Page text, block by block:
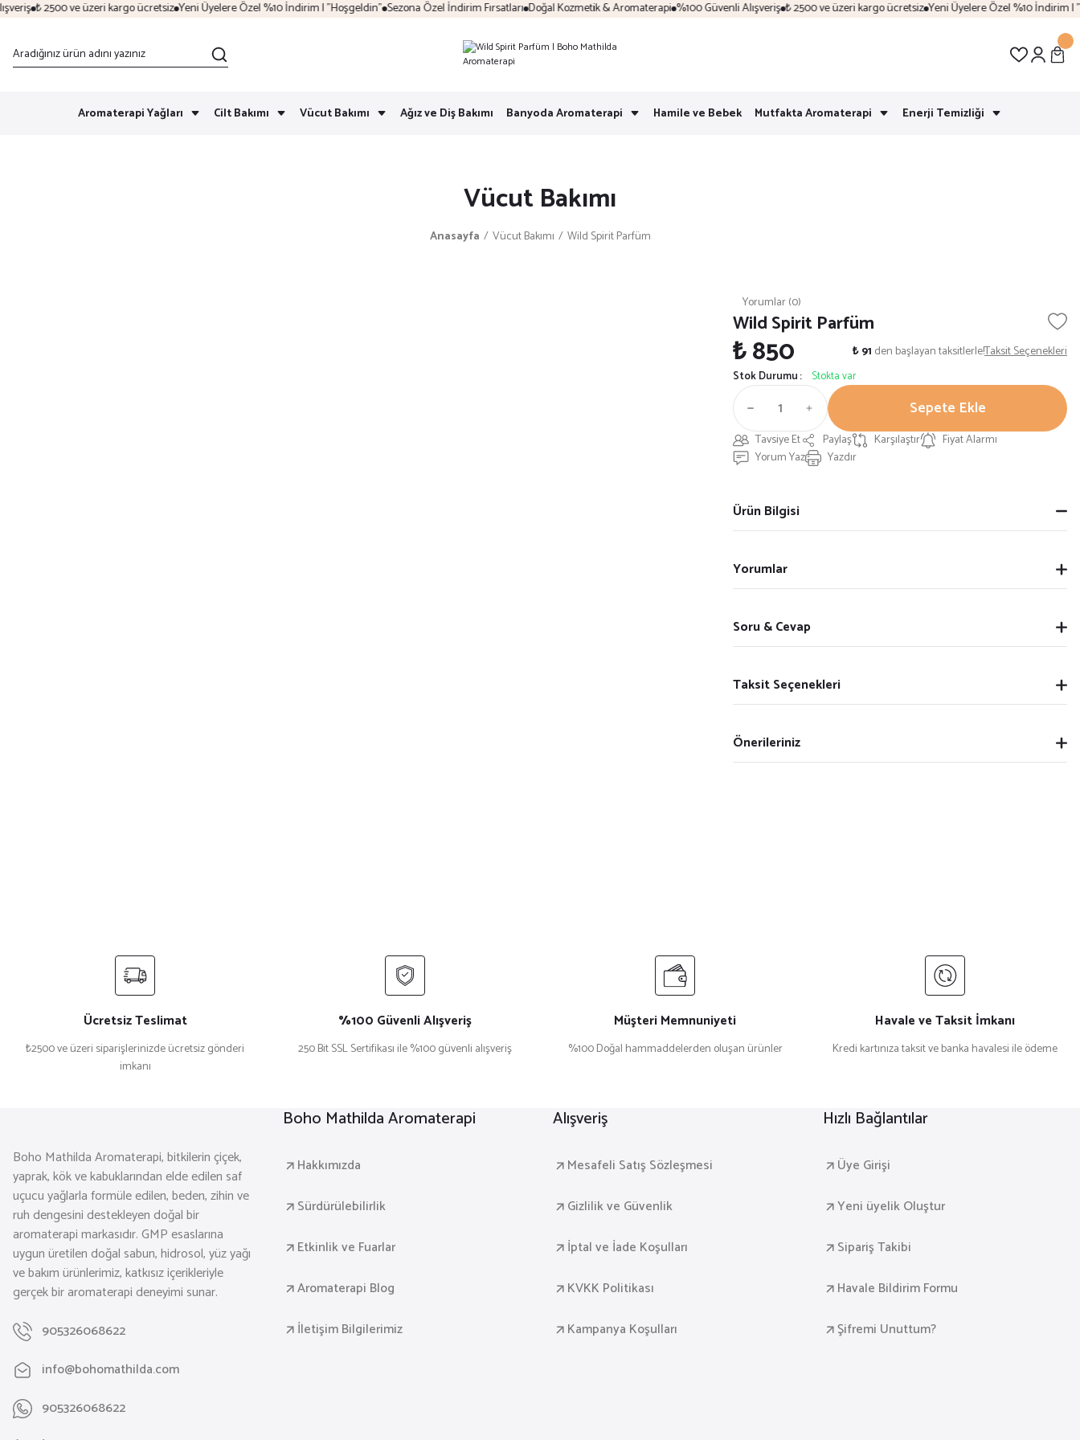
₺ 2500 ve üzeri kargo ücretsiz Yeni Üyelere Özel %10 İndirim | "Hoşgeldin" Sezona Özel İndirim Fırsatları Doğal Kozmetik & Aromaterapi %100 Güvenli Alışveriş ₺ 2500 ve üzeri kargo ücretsiz Yeni Üyelere Özel %10 İndirim |
Aromaterapi Yağları Cilt Bakımı Vücut Bakımı Ağız ve Diş Bakımı Banyoda Aromaterapi Hamile ve Bebek Mutfakta Aromaterapi Enerji Temizliği
Vücut Bakımı
Anasayfa Vücut Bakımı Wild Spirit Parfüm
Yorumlar (0)
Wild Spirit Parfüm
₺ 850 ₺ 91 den başlayan taksitlerle!Taksit Seçenekleri
Stok Durumu Stokta var
Sepete Ekle
Tavsiye Et Paylaş Karşılaştır
Fiyat Alarmı
Yorum Yaz
Yazdır
Ürün Bilgisi
Yorumlar
Soru & Cevap
Taksit Seçenekleri
Önerileriniz
Ücretsiz Teslimat
₺2500 ve üzeri siparişlerinizde ücretsiz gönderi
imkanı
%100 Güvenli Alışveriş
250 Bit SSL Sertifikası ile %100 güvenli alışveriş
Müşteri Memnuniyeti
%100 Doğal hammaddelerden oluşan ürünler
Havale ve Taksit İmkanı
Kredi kartınıza taksit ve banka havalesi ile ödeme
Boho Mathilda Aromaterapi, bitkilerin çiçek,
yaprak, kök ve kabuklarından elde edilen saf
uçucu yağlarla formüle edilen, beden, zihin ve
ruh dengesini destekleyen doğal bir
aromaterapi markasıdır. GMP esaslarına
uygun üretilen doğal sabun, hidrosol, yüz yağı
ve bakım ürünlerimiz, katkısız içerikleriyle
gerçek bir aromaterapi deneyimi sunar.
905326068622
info@bohomathilda.com
905326068622
Boho Mathilda Aromaterapi
Hakkımızda
Sürdürülebilirlik
Etkinlik ve Fuarlar
Aromaterapi Blog
İletişim Bilgilerimiz
Alışveriş
Mesafeli Satış Sözleşmesi
Gizlilik ve Güvenlik
İptal ve İade Koşulları
KVKK Politikası
Kampanya Koşulları
Hızlı Bağlantılar
Üye Girişi
Yeni üyelik Oluştur
Sipariş Takibi
Havale Bildirim Formu
Şifremi Unuttum?